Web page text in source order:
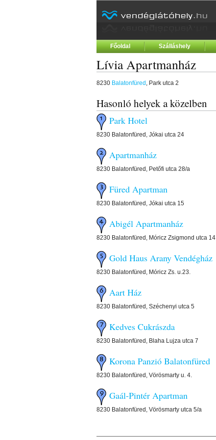
Főoldal Szálláshely
Lívia Apartmanház
8230 Balatonfüred , Park utca 2
Hasonló helyek a közelben
Park Hotel
8230 Balatonfüred, Jókai utca 24
Apartmanház
8230 Balatonfüred, Petőfi utca 28/a
Füred Apartman
8230 Balatonfüred, Jókai utca 15
Abigél Apartmanház
8230 Balatonfüred, Móricz Zsigmond utca 14
Gold Haus Arany Vendégház
8230 Balatonfüred, Móricz Zs. u.23.
Aart Ház
8230 Balatonfüred, Széchenyi utca 5
Kedves Cukrászda
8230 Balatonfüred, Blaha Lujza utca 7
Korona Panzió Balatonfüred
8230 Balatonfüred, Vörösmarty u. 4.
Gaál-Pintér Apartman
8230 Balatonfüred, Vörösmarty utca 5/a